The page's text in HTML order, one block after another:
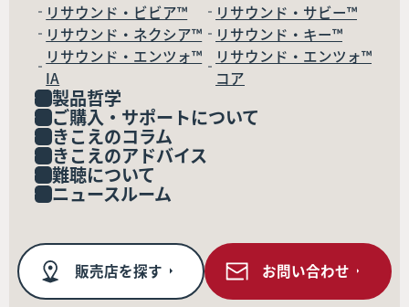
リサウンド・ビビア™
リサウンド・サビー™
リサウンド・ネクシア™
リサウンド・キー™
リサウンド・エンツォ™
IA
リサウンド・エンツォ™
コア
製品哲学
ご購入・サポートについて
きこえのコラム
きこえのアドバイス
難聴について
ニュースルーム
販売店を探す お問い合わせ